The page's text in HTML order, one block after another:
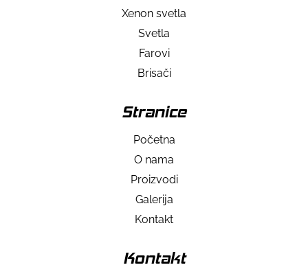
Xenon svetla
Svetla
Farovi
Brisači
Stranice
Početna
O nama
Proizvodi
Galerija
Kontakt
Kontakt